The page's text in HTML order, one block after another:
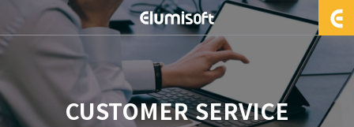
CUSTOMER SERVICE